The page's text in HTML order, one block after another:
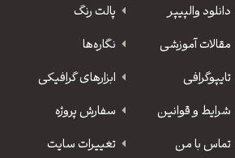
دانلود‌ والپیپر
پالت رنگ
مقالات آموزشی
نگاره‌ها
‌تایپوگرافی
ابزارهای گرافیکی
شرایط و قوانین
سفارش پروژه
تماس با من تغییرات سایت